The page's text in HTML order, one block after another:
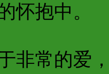
怀抱中。
非常的爱